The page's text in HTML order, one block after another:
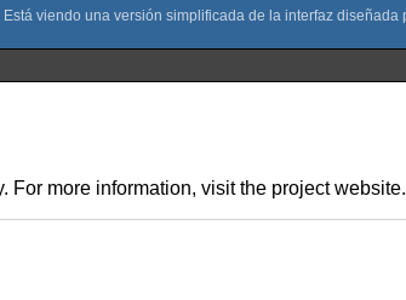
more information, visit the project website.